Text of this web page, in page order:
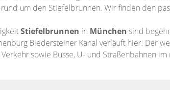
um den Stiefelbrunnen. Wir finden den
Stiefelbrunnen in München sind
Biedersteiner Kanal verläuft hier. Der
sowie Busse, U- und Straßenbahnen